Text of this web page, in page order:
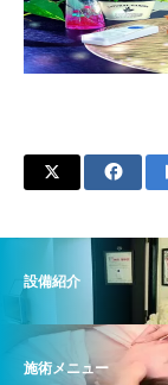
設備紹介
施術メニュー